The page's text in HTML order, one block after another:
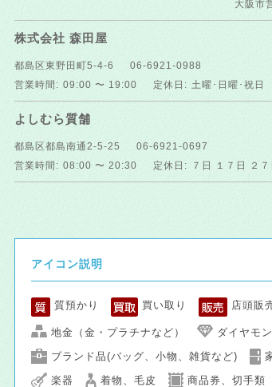
大阪
株式会社 森田屋
都島区東野田町5-4-6
06-6921-0988
営業時間: 09:00 〜 19:00 定休日: 土曜･日曜･祝日
よしむら質舗
都島区都島南通2-5-25
06-6921-0697
営業時間: 08:00 〜 20:30 定休日: ７日 １７日 ２７
アイコン説明
質預かり 買い取り 店頭販
地金（金・プラチナなど） ダイヤモ
ブランド品(バッグ、小物、雑貨など)
楽器
着物、毛皮 商品券、切手類